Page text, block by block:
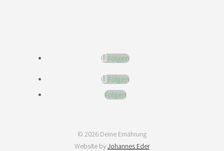
Folgen
Folgen
Folgen
© 2026 Deine Ernährung
Website byJohannes Eder